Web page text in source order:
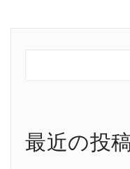
最近の投